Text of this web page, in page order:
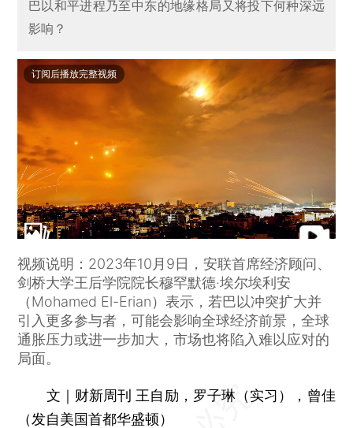
巴以和平进程乃至中东的地缘格局又将投下何种深远
影响？
订阅后播放完整视频
视频说明：2023年10月9日，安联首席经济顾问、
剑桥大学王后学院院长穆罕默德·埃尔埃利安
（Mohamed El-Erian）表示，若巴以冲突扩大并
引入更多参与者，可能会影响全球经济前景，全球
通胀压力或进一步加大，市场也将陷入难以应对的
局面。
文｜财新周刊 王自励，罗子琳（实习），曾佳
（发自美国首都华盛顿）